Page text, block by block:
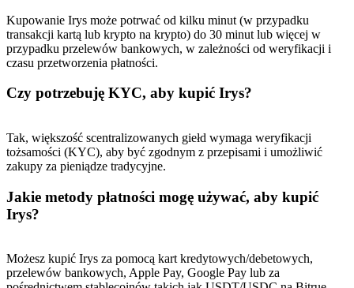
Kupowanie Irys może potrwać od kilku minut (w przypadku
transakcji kartą lub krypto na krypto) do 30 minut lub więcej w
przypadku przelewów bankowych, w zależności od weryfikacji i
czasu przetworzenia płatności.
Czy potrzebuję KYC, aby kupić Irys?
Tak, większość scentralizowanych giełd wymaga weryfikacji
tożsamości (KYC), aby być zgodnym z przepisami i umożliwić
zakupy za pieniądze tradycyjne.
Jakie metody płatności mogę używać, aby kupić
Irys?
Możesz kupić Irys za pomocą kart kredytowych/debetowych,
przelewów bankowych, Apple Pay, Google Pay lub za